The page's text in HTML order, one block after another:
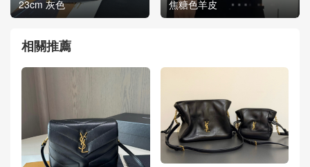
23cm 灰色
焦糖色羊皮
相關推薦